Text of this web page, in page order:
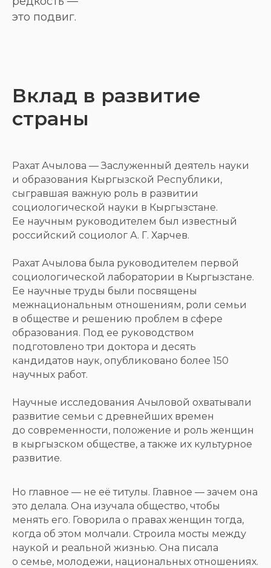
это подвиг.
Вклад в развитие
страны
Рахат Ачылова — Заслуженный деятель науки
и образования Кыргызской Республики,
сыгравшая важную роль в развитии
социологической науки в Кыргызстане.
Ее научным руководителем был известный
российский социолог А. Г. Харчев.
Рахат Ачылова была руководителем первой
социологической лаборатории в Кыргызстане.
Ее научные труды были посвящены
межнациональным отношениям, роли семьи
в обществе и решению проблем в сфере
образования. Под ее руководством
подготовлено три доктора и десять
кандидатов наук, опубликовано более 150
научных работ.
Научные исследования Ачыловой охватывали
развитие семьи с древнейших времен
до современности, положение и роль женщин
в кыргызском обществе, а также их культурное
развитие.
Но главное — не её титулы. Главное — зачем она
это делала. Она изучала общество, чтобы
менять его. Говорила о правах женщин тогда,
когда об этом молчали. Строила мосты между
наукой и реальной жизнью. Она писала
о семье, молодежи, национальных отношениях.